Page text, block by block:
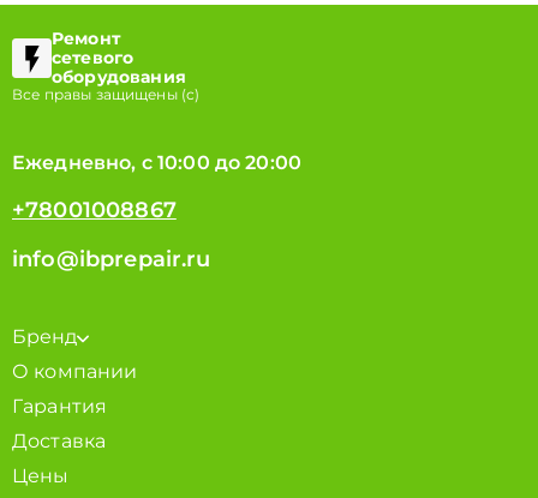
Ремонт
сетевого
оборудования
Все правы защищены (с)
Ежедневно, с 10:00 до 20:00
+78001008867
info@ibprepair.ru
Бренд
О компании
Гарантия
Доставка
Цены